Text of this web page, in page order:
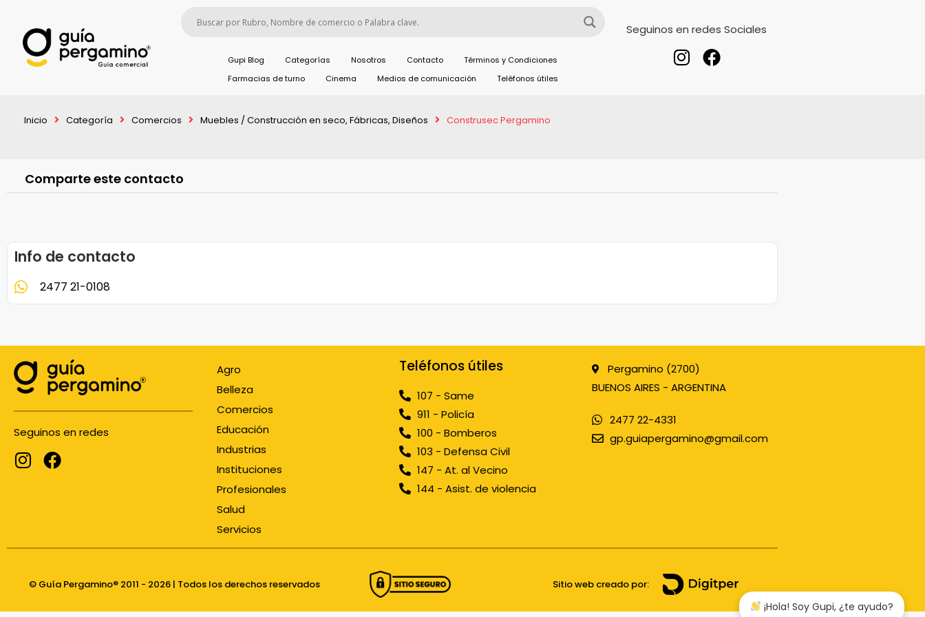
Gupi Blog Categorías Nosotros Contacto
Términos y Condiciones
Farmacias de turno
Cinema Medios de comunicación Teléfonos útiles
Seguinos en redes Sociales
Inicio Categoría Comercios Muebles / Construcción en seco, Fábricas, Diseños Construsec Pergamino
Comparte este contacto
Info de contacto
2477 21-0108
Seguinos en redes
Agro
Belleza
Comercios
Educación
Industrias
Instituciones
Profesionales
Salud
Servicios
Teléfonos útiles
107 - Same
911 - Policía
100 - Bomberos
103 - Defensa Civil
147 - At. al Vecino
144 - Asist. de violencia
Pergamino (2700)
BUENOS AIRES - ARGENTINA
2477 22-4331
gp.guiapergamino@gmail.com
© Guía Pergamino® 2011 - 2026 | Todos los derechos reservados Sitio web creado por:
¡Hola! Soy Gupi, ¿te ayudo?